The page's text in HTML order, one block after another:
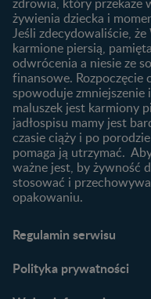
Ząbkowanie u
Przydatne materiały dla
rodziców
Poradniki dla rodziców
Karty do zdjęć dla
Maluszka
Materiały do pobrania
Narzędzia dla rodziców
praktyczne wskazówki
żywienia dziecka i
Jeśli zdecydowaliście,
karmione piersią,
odwrócenia a niesie ze
finansowe. Rozpoczęcie
spowoduje zmniejszenie
maluszek jest karmiony
jadłospisu mamy jest
czasie ciąży i po
pomaga ją utrzymać.
ważne jest, by żywność
stosować i
opakowaniu.
Regulamin serwisu
Polityka prywatności